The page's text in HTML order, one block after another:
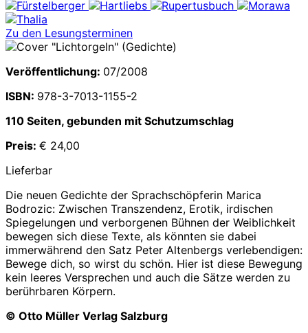
Zu den Lesungsterminen
Veröffentlichung: 07/2008
ISBN: 978-3-7013-1155-2
110 Seiten, gebunden mit Schutzumschlag
Preis: € 24,00
Lieferbar
Die neuen Gedichte der Sprachschöpferin Marica
Bodrozic: Zwischen Transzendenz, Erotik, irdischen
Spiegelungen und verborgenen Bühnen der Weiblichkeit
bewegen sich diese Texte, als könnten sie dabei
immerwährend den Satz Peter Altenbergs verlebendigen:
Bewege dich, so wirst du schön. Hier ist diese Bewegung
kein leeres Versprechen und auch die Sätze werden zu
berührbaren Körpern.
© Otto Müller Verlag Salzburg